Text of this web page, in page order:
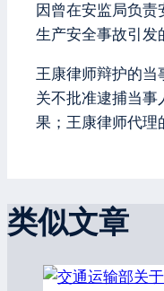
因曾在安监局负
生产安全事故引发
王康律师辩护的当
关不批准逮捕当
果；王康律师代理
类似文章